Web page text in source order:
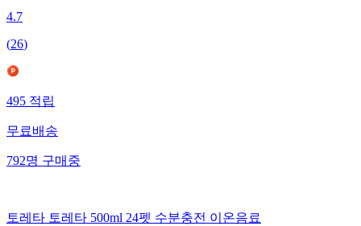
4.7
(26)
495 적립
무료배송
792명 구매중
토레타 토레타 500ml 24펫 수분충전 이온음료